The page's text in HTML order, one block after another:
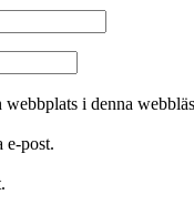
webbplats i denna
e-post.